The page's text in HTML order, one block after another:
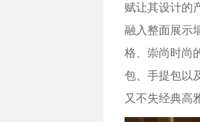
赋让其设计的
融入整面展示
格、崇尚时尚
包、手提包以
又不失经典高